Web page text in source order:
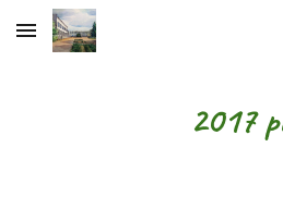
Skip to main content
2017